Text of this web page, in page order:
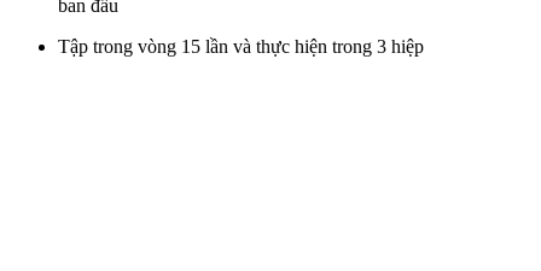
ban đầu
Tập trong vòng 15 lần và thực hiện trong 3 hiệp